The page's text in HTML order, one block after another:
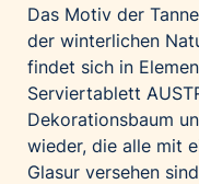
Vollpension
win2day
Wolt
woom bikes
Kontakt
Das Motiv der
der winterlichen
findet sich in
Serviertablett
Dekorationsbaum
wieder, die alle mit
Glasur versehen